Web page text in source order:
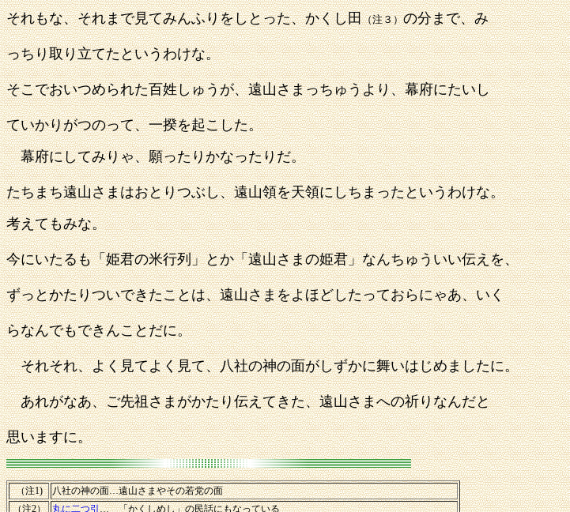
それもな、それまで見てみんふりをしとった、かくし田（注３）の分まで、み
っちり取り立てたというわけな。
そこでおいつめられた百姓しゅうが、遠山さまっちゅうより、幕府にたいし
ていかりがつのって、一揆を起こした。
幕府にしてみりゃ、願ったりかなったりだ。
たちまち遠山さまはおとりつぶし、遠山領を天領にしちまったというわけな。
考えてもみな。
今にいたるも「姫君の米行列」とか「遠山さまの姫君」なんちゅういい伝えを、
ずっとかたりついできたことは、遠山さまをよほどしたっておらにゃあ、いく
らなんでもできんことだに。
それそれ、よく見てよく見て、八社の神の面がしずかに舞いはじめましたに。
あれがなあ、ご先祖さまがかたり伝えてきた、遠山さまへの祈りなんだと
思いますに。
（注1)
八社の神の面…遠山さまやその若党の面
（注2）
丸に二つ引… 「かくしめし」の民話にもなっている